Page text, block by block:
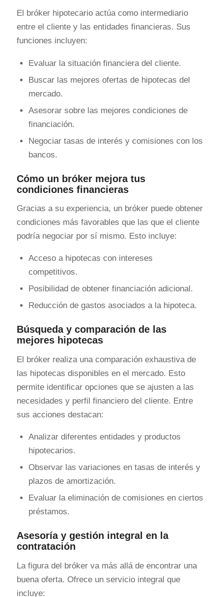
El bróker hipotecario actúa como intermediario
entre el cliente y las entidades financieras. Sus
funciones incluyen:
Evaluar la situación financiera del cliente.
Buscar las mejores ofertas de hipotecas del
mercado.
Asesorar sobre las mejores condiciones de
financiación.
Negociar tasas de interés y comisiones con los
bancos.
Cómo un bróker mejora tus
condiciones financieras
Gracias a su experiencia, un bróker puede obtener
condiciones más favorables que las que el cliente
podría negociar por sí mismo. Esto incluye:
Acceso a hipotecas con intereses
competitivos.
Posibilidad de obtener financiación adicional.
Reducción de gastos asociados a la hipoteca.
Búsqueda y comparación de las
mejores hipotecas
El bróker realiza una comparación exhaustiva de
las hipotecas disponibles en el mercado. Esto
permite identificar opciones que se ajusten a las
necesidades y perfil financiero del cliente. Entre
sus acciones destacan:
Analizar diferentes entidades y productos
hipotecarios.
Observar las variaciones en tasas de interés y
plazos de amortización.
Evaluar la eliminación de comisiones en ciertos
préstamos.
Asesoría y gestión integral en la
contratación
La figura del bróker va más allá de encontrar una
buena oferta. Ofrece un servicio integral que
incluye: